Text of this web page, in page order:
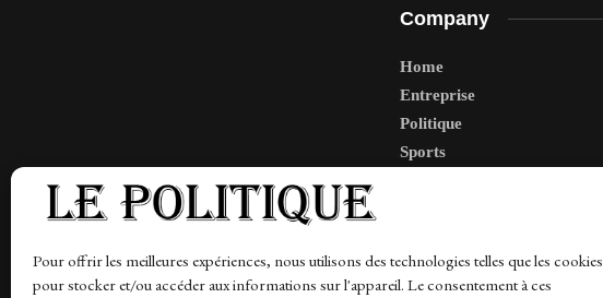
Pour offrir les meilleures expériences, nous utilisons des technologies telles que les cookies
pour stocker et/ou accéder aux informations sur l'appareil. Le consentement à ces
Company
Home
Entreprise
Politique
Sports